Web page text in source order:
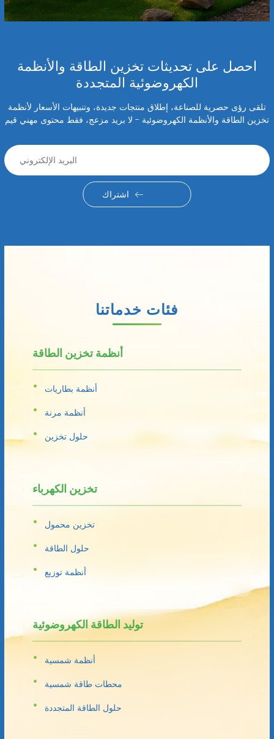
احصل على تحديثات تخزين الطاقة والأنظمة
الكهروضوئية المتجددة
تلقى رؤى حصرية للصناعة، إطلاق منتجات جديدة، وتنبيهات الأسعار لأنظمة
تخزين الطاقة والأنظمة الكهروضوئية - لا بريد مزعج، فقط محتوى مهني قيم
اشتراك
فئات خدماتنا
أنظمة تخزين الطاقة
أنظمة بطاريات
أنظمة مرنة
حلول تخزين
تخزين الكهرباء
تخزين محمول
حلول الطاقة
أنظمة توزيع
توليد الطاقة الكهروضوئية
أنظمة شمسية
محطات طاقة شمسية
حلول الطاقة المتجددة